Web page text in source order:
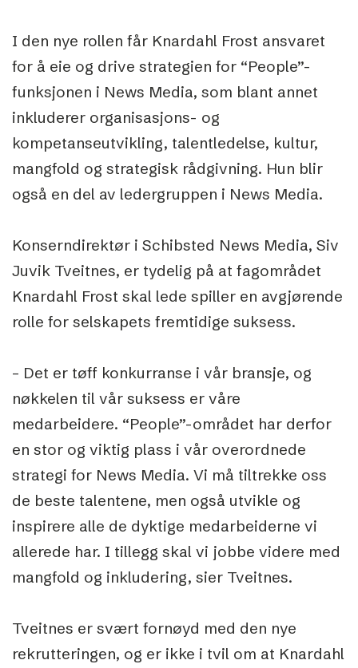
I den nye rollen får Knardahl Frost ansvaret
for å eie og drive strategien for “People”-
funksjonen i News Media, som blant annet
inkluderer organisasjons- og
kompetanseutvikling, talentledelse, kultur,
mangfold og strategisk rådgivning. Hun blir
også en del av ledergruppen i News Media.
Konserndirektør i Schibsted News Media, Siv
Juvik Tveitnes, er tydelig på at fagområdet
Knardahl Frost skal lede spiller en avgjørende
rolle for selskapets fremtidige suksess.
– Det er tøff konkurranse i vår bransje, og
nøkkelen til vår suksess er våre
medarbeidere. “People”-området har derfor
en stor og viktig plass i vår overordnede
strategi for News Media. Vi må tiltrekke oss
de beste talentene, men også utvikle og
inspirere alle de dyktige medarbeiderne vi
allerede har. I tillegg skal vi jobbe videre med
mangfold og inkludering, sier Tveitnes.
Tveitnes er svært fornøyd med den nye
rekrutteringen, og er ikke i tvil om at Knardahl